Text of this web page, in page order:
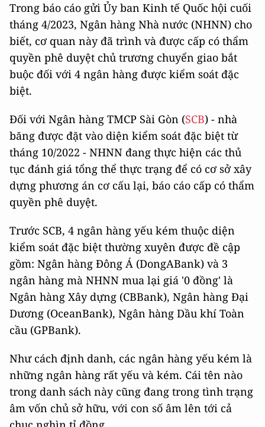
Trong báo cáo gửi Ủy ban Kinh tế Quốc hội cuối
tháng 4/2023, Ngân hàng Nhà nước (NHNN) cho
biết, cơ quan này đã trình và được cấp có thẩm
quyền phê duyệt chủ trương chuyển giao bắt
buộc đối với 4 ngân hàng được kiểm soát đặc
biệt.
Đối với Ngân hàng TMCP Sài Gòn (SCB) - nhà
băng được đặt vào diện kiểm soát đặc biệt từ
tháng 10/2022 - NHNN đang thực hiện các thủ
tục đánh giá tổng thể thực trạng để có cơ sở xây
dựng phương án cơ cấu lại, báo cáo cấp có thẩm
quyền phê duyệt.
Trước SCB, 4 ngân hàng yếu kém thuộc diện
kiểm soát đặc biệt thường xuyên được đề cập
gồm: Ngân hàng Đông Á (DongABank) và 3
ngân hàng mà NHNN mua lại giá '0 đồng' là
Ngân hàng Xây dựng (CBBank), Ngân hàng Đại
Dương (OceanBank), Ngân hàng Dầu khí Toàn
cầu (GPBank).
Như cách định danh, các ngân hàng yếu kém là
những ngân hàng rất yếu và kém. Cái tên nào
trong danh sách này cũng đang trong tình trạng
âm vốn chủ sở hữu, với con số âm lên tới cả